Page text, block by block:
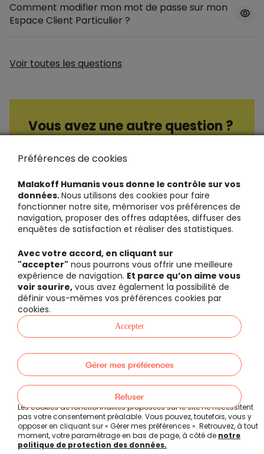
Comment modifier mon mot de passe sur mon
Espace Client Particulier ?
Voir toutes les questions
Vous avez une autre question ?
Consultez nos questions / réponses
Cookies
Mentions légales et CGU
Malakoff Humanis- Tous droits réservés
Préférences de cookies
Malakoff Humanis vous donne le contrôle sur vos
données.Nous utilisons des cookies pour faire
fonctionner notre site, mémoriser vos préférences de
navigation, proposer des offres adaptées, diffuser des
enquêtes de satisfaction et réaliser des statistiques.
Avec votre accord, en cliquant sur
"accepter" nous pourrons vous offrir une meilleure
expérience de navigation. Et parce qu’on aime vous
voir sourire, vous avez également la possibilité de
définir vous-mêmes vos préférences cookies par
cookies.
Les cookies de fonctionnalités proposées sur le site ne nécessitent
pas votre consentement préalable. Vous pouvez, toutefois, vous y
opposer en cliquant sur « Gérer mes préférences ». Retrouvez, à tout
moment, votre paramétrage en bas de page, à côté de notre
politique de protection des données.
Refuser
Gérer mes préférences
Accepter